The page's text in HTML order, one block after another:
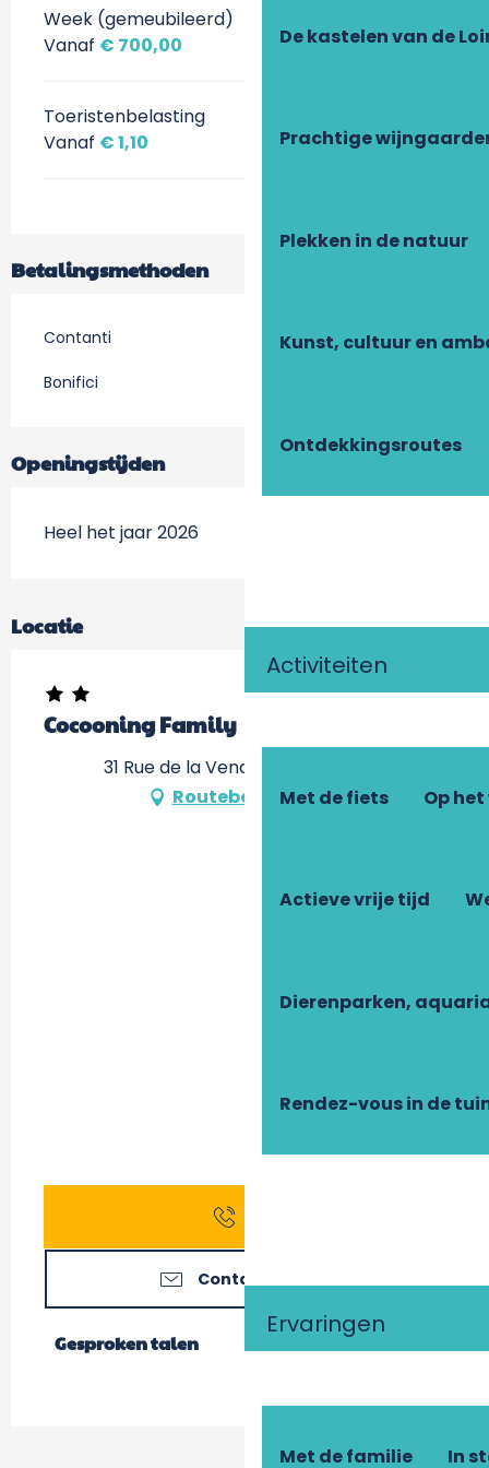
De kastelen van de
Prachtige
Plekken in de natuur
Kunst, cultuur en
Ontdekkingsroutes
Activiteiten
Met de fiets Op
Actieve vrije tijd
Dierenparken,
Rendez-vous in de
Ervaringen
Met de familie In
Week (gemeubileerd)
Vanaf € 700,00
Toeristenbelasting
Vanaf € 1,10
Betalingsmethoden
Contanti
Bonifici
Openingstijden
Heel het jaar 2026
Locatie
Cocooning Family
31 Rue de la Vendée, 37000 Tours
Routebeschrijving
Contacteer ons
Gesproken talen
Gesproken talen